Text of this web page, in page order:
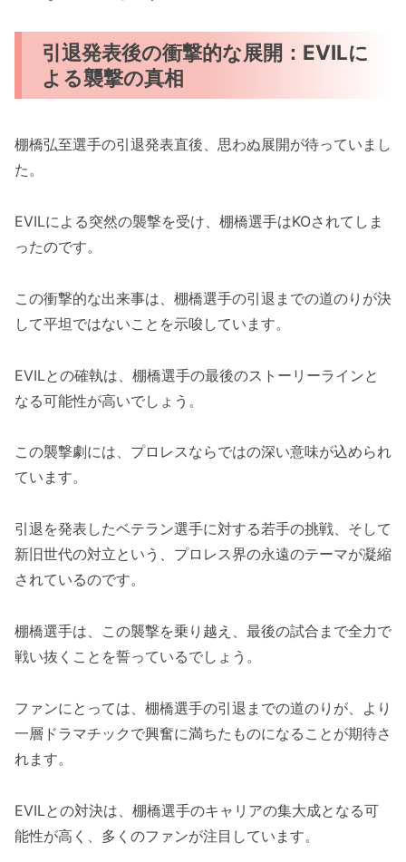
引退発表後の衝撃的な展開：EVILに
よる襲撃の真相
棚橋弘至選手の引退発表直後、思わぬ展開が待っていまし
た。
EVILによる突然の襲撃を受け、棚橋選手はKOされてしま
ったのです。
この衝撃的な出来事は、棚橋選手の引退までの道のりが決
して平坦ではないことを示唆しています。
EVILとの確執は、棚橋選手の最後のストーリーラインと
なる可能性が高いでしょう。
この襲撃劇には、プロレスならではの深い意味が込められ
ています。
引退を発表したベテラン選手に対する若手の挑戦、そして
新旧世代の対立という、プロレス界の永遠のテーマが凝縮
されているのです。
棚橋選手は、この襲撃を乗り越え、最後の試合まで全力で
戦い抜くことを誓っているでしょう。
ファンにとっては、棚橋選手の引退までの道のりが、より
一層ドラマチックで興奮に満ちたものになることが期待さ
れます。
EVILとの対決は、棚橋選手のキャリアの集大成となる可
能性が高く、多くのファンが注目しています。